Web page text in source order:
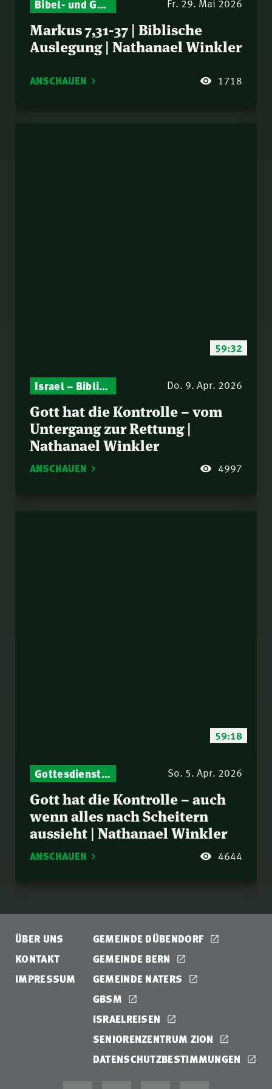
Bibel- und Gebetsstunde – Jeden Donnerstag neu: Vers-für-Vers-Auslegungen Fr. 29. Mai 2026
Markus 7,31-37 | Biblische
Auslegung | Nathanael Winkler
ANSCHAUEN 1718
59:32
Gottesdienst-Botschaften – Jeden Sonntag neu: Aktuelle Predigten vom Mitternachtsruf
Israel – Biblische Perspektiven & aktuelle Einordnungen Do. 9. Apr. 2026
Gott hat die Kontrolle – vom
Untergang zur Rettung |
Nathanael Winkler
ANSCHAUEN 4997
59:18
Gottesdienst-Botschaften – Jeden Sonntag neu: Aktuelle Predigten vom Mitternachtsruf So. 5. Apr. 2026
Gott hat die Kontrolle – auch
wenn alles nach Scheitern
aussieht | Nathanael Winkler
ANSCHAUEN 4644
ÜBER UNS
KONTAKT
IMPRESSUM
GEMEINDE DÜBENDORF
GEMEINDE BERN
GEMEINDE NATERS
GBSM
ISRAELREISEN
SENIORENZENTRUM ZION
DATENSCHUTZBESTIMMUNGEN